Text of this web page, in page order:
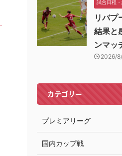
試合日程
リバプ
結果と
ンマッ
2026/
カテゴリー
プレミアリーグ
国内カップ戦